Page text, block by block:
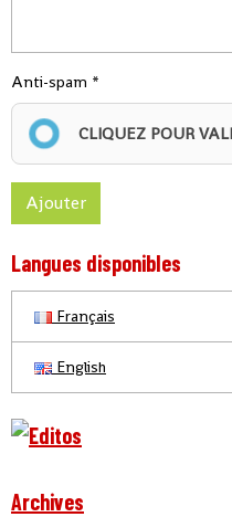
Anti-spam
CLIQUEZ POUR
Ajouter
Langues disponibles
Français
English
Archives